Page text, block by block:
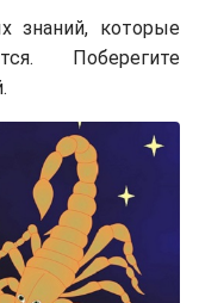
знаний, которые
Поберегите